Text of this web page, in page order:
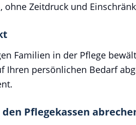
, ohne Zeitdruck und
Familien in der Pflege
Ihren persönlichen Bedarf
Pflegekassen